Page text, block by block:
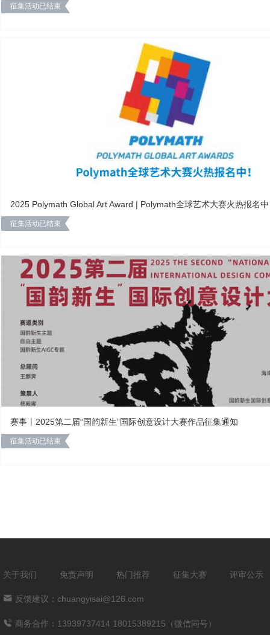
征集活动已结束
2025 Polymath Global Art Award | Polymath全球艺术大赛火热报名
征集活动已结束
赛事丨2025第二届“国韵新生”国际创意设计大赛作品征集通知
征集活动已结束
关于我们 免责声明 热门推荐 征集大赛 评审公示
反馈建议：chuangyisai@126.com
商务合作：13939737414 18015389215（微信同号）